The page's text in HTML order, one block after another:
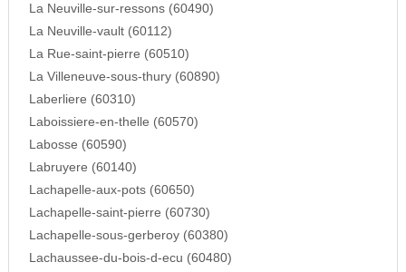
La Neuville-sur-ressons (60490)
La Neuville-vault (60112)
La Rue-saint-pierre (60510)
La Villeneuve-sous-thury (60890)
Laberliere (60310)
Laboissiere-en-thelle (60570)
Labosse (60590)
Labruyere (60140)
Lachapelle-aux-pots (60650)
Lachapelle-saint-pierre (60730)
Lachapelle-sous-gerberoy (60380)
Lachaussee-du-bois-d-ecu (60480)